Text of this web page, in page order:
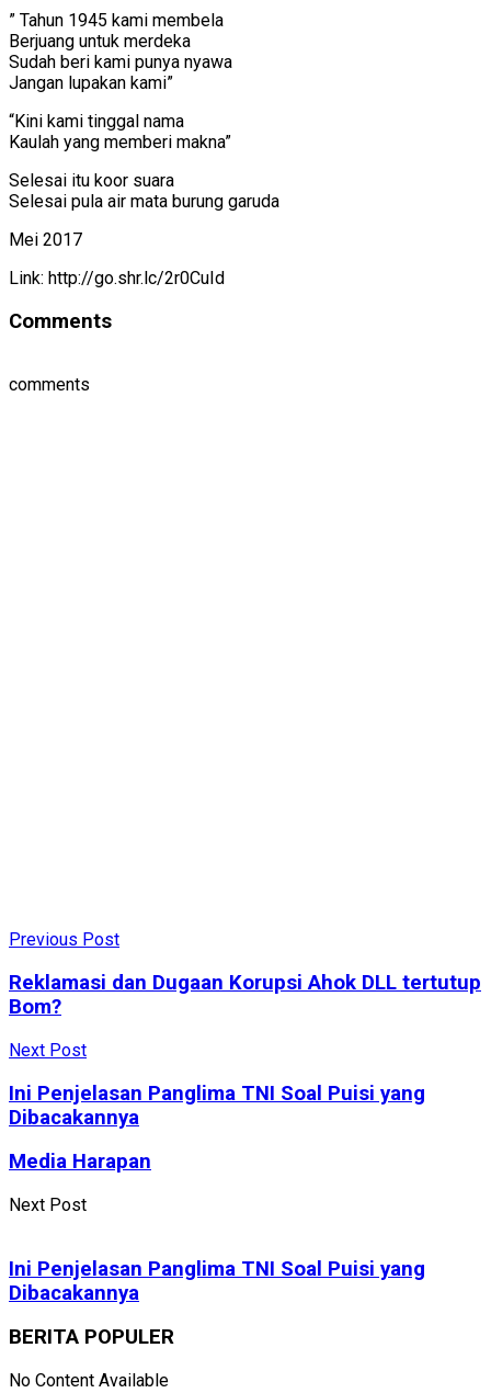
” Tahun 1945 kami membela
Berjuang untuk merdeka
Sudah beri kami punya nyawa
Jangan lupakan kami”
“Kini kami tinggal nama
Kaulah yang memberi makna”
Selesai itu koor suara
Selesai pula air mata burung garuda
Mei 2017
Link: http://go.shr.lc/2r0CuId
Comments
comments
Previous Post
Reklamasi dan Dugaan Korupsi Ahok DLL tertutup
Bom?
Next Post
Ini Penjelasan Panglima TNI Soal Puisi yang
Dibacakannya
Media Harapan
Next Post
Ini Penjelasan Panglima TNI Soal Puisi yang
Dibacakannya
BERITA POPULER
No Content Available